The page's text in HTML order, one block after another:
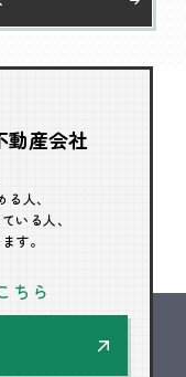
動産会社
人、
いる人、
す。
ちら